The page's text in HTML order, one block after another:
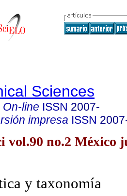
Sciences
line ISSN 2007-
impresa ISSN
vol.90 no.2 México
y taxonomía